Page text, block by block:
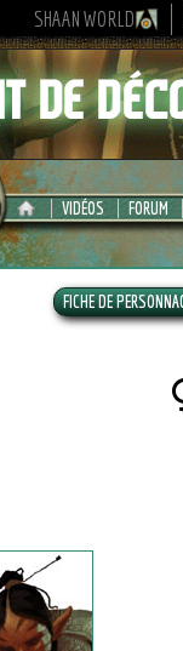
SHAAN WORLD
VIDÉOS FORUM
4